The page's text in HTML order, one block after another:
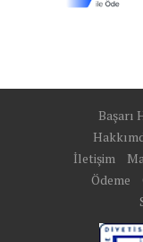
Başarı
İletişim
Ödeme